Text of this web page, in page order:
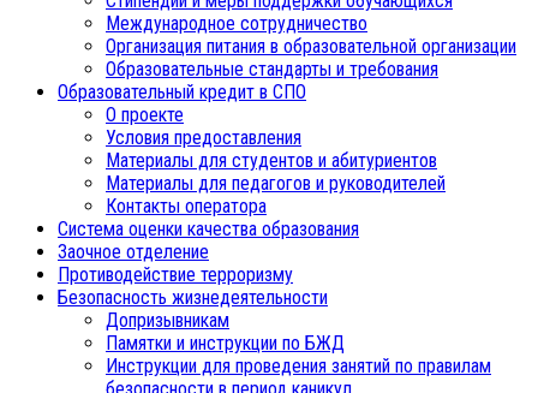
Международное сотрудничество
Организация питания в образовательной организации
Образовательные стандарты и требования
Образовательный кредит в СПО
О проекте
Условия предоставления
Материалы для студентов и абитуриентов
Материалы для педагогов и руководителей
Контакты оператора
Система оценки качества образования
Заочное отделение
Противодействие терроризму
Безопасность жизнедеятельности
Допризывникам
Памятки и инструкции по БЖД
Инструкции для проведения занятий по правилам
безопасности в период каникул